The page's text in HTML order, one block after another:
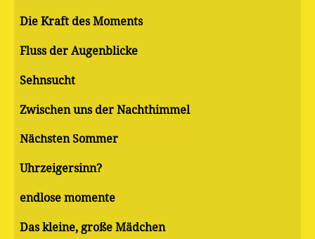
Die Kraft des Moments
Fluss der Augenblicke
Sehnsucht
Zwischen uns der Nachthimmel
Nächsten Sommer
Uhrzeigersinn?
endlose momente
Das kleine, große Mädchen